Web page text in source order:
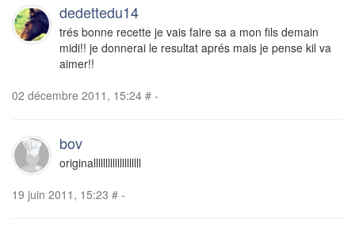
dedettedu14
trés bonne recette je vais faire sa a mon fils demain
midi!! je donnerai le resultat aprés mais je pense kil va
aimer!!
02 décembre 2011, 15:24 # -
bov
originallllllllllllllllllll
19 juin 2011, 15:23 # -